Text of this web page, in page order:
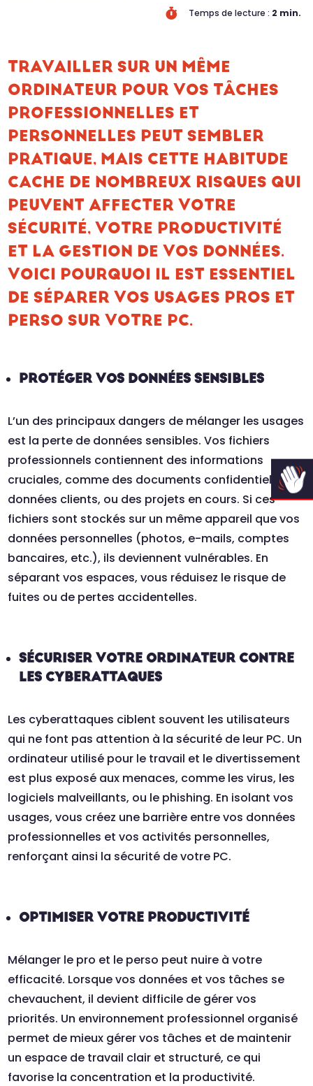
 Temps de lecture : 2 min.
TRAVAILLER SUR UN MÊME
ORDINATEUR POUR VOS TÂCHES
PROFESSIONNELLES ET
PERSONNELLES PEUT SEMBLER
PRATIQUE, MAIS CETTE HABITUDE
CACHE DE NOMBREUX RISQUES QUI
PEUVENT AFFECTER VOTRE
SÉCURITÉ, VOTRE PRODUCTIVITÉ
ET LA GESTION DE VOS DONNÉES.
VOICI POURQUOI IL EST ESSENTIEL
DE SÉPARER VOS USAGES PROS ET
PERSO SUR VOTRE PC.
PROTÉGER VOS DONNÉES SENSIBLES
L’un des principaux dangers de mélanger les usages
est la perte de données sensibles. Vos fichiers
professionnels contiennent des informations
cruciales, comme des documents confidentiels, des
données clients, ou des projets en cours. Si ces
fichiers sont stockés sur un même appareil que vos
données personnelles (photos, e-mails, comptes
bancaires, etc.), ils deviennent vulnérables. En
séparant vos espaces, vous réduisez le risque de
fuites ou de pertes accidentelles.
SÉCURISER VOTRE ORDINATEUR CONTRE
LES CYBERATTAQUES
Les cyberattaques ciblent souvent les utilisateurs
qui ne font pas attention à la sécurité de leur PC. Un
ordinateur utilisé pour le travail et le divertissement
est plus exposé aux menaces, comme les virus, les
logiciels malveillants, ou le phishing. En isolant vos
usages, vous créez une barrière entre vos données
professionnelles et vos activités personnelles,
renforçant ainsi la sécurité de votre PC.
OPTIMISER VOTRE PRODUCTIVITÉ
Mélanger le pro et le perso peut nuire à votre
efficacité. Lorsque vos données et vos tâches se
chevauchent, il devient difficile de gérer vos
priorités. Un environnement professionnel organisé
permet de mieux gérer vos tâches et de maintenir
un espace de travail clair et structuré, ce qui
favorise la concentration et la productivité.